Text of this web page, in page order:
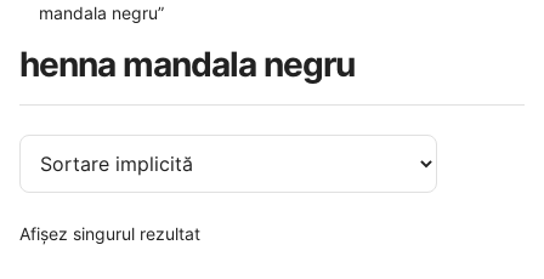
mandala negru”
henna mandala negru
Afișez singurul rezultat